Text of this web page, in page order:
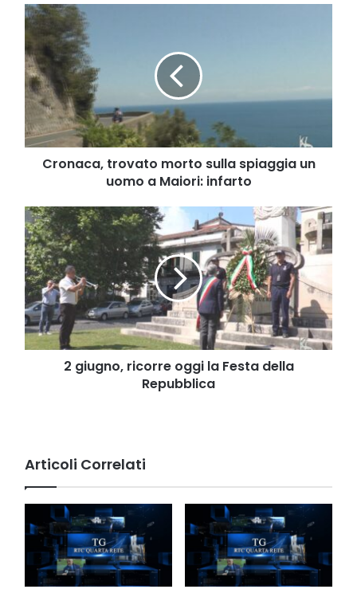
Cronaca,
trovato
morto
sulla
spiaggia
un
uomo
a
Maiori:
infarto
Cronaca, trovato morto sulla spiaggia un
uomo a Maiori: infarto
2
giugno,
ricorre
oggi
la
Festa
della
Repubblica
2 giugno, ricorre oggi la Festa della
Repubblica
Articoli Correlati